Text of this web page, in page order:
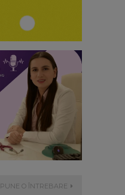
PUNE O ÎNTREBARE